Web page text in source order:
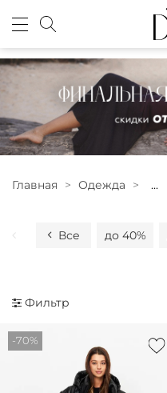
Главная Одежда ...
Все до 40%
Фильтр
-70%